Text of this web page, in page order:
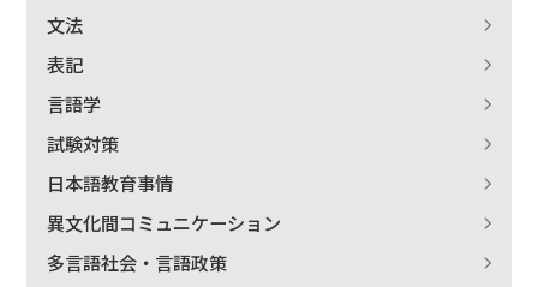
文法
表記
言語学
試験対策
日本語教育事情
異文化間コミュニケーション
多言語社会・言語政策